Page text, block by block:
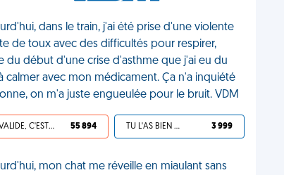
dans le train, j'ai été prise d'une violente
de toux avec des difficultés pour respirer,
du début d'une crise d'asthme que j'ai eu du
calmer avec mon médicament. Ça n'a inquiété
on m'a juste engueulée pour le bruit. VDM
JE VALIDE, C'EST UNE VDM 55 894 TU L'AS BIEN MÉRITÉ 3 999
mon chat me réveille en miaulant sans